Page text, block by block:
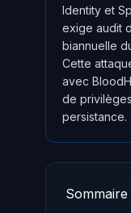
Identity et
exige audit
biannuelle
Cette
avec
de
persistance.
Sommaire